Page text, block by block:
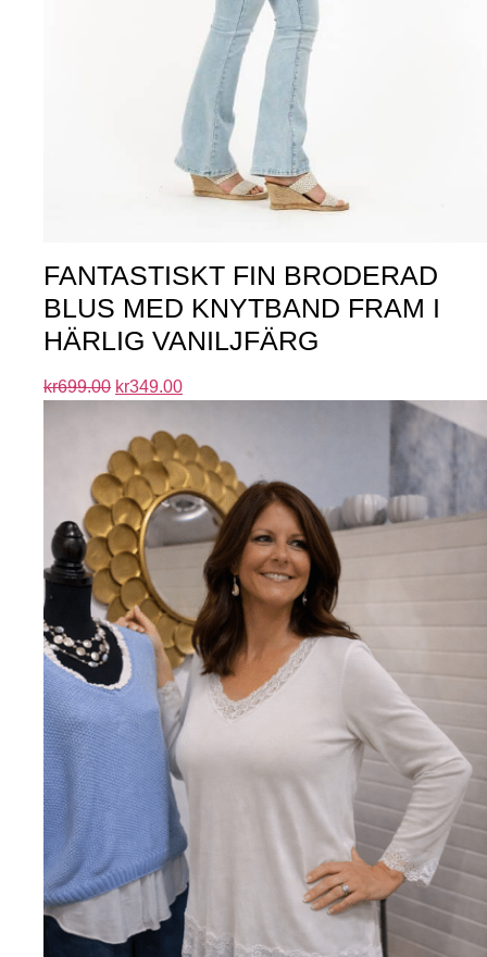
FANTASTISKT FIN BRODERAD
BLUS MED KNYTBAND FRAM I
HÄRLIG VANILJFÄRG
kr699.00 kr349.00